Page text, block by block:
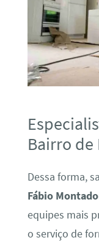
Bairro de
Dessa forma,
Fábio
equipes mais
o serviço de